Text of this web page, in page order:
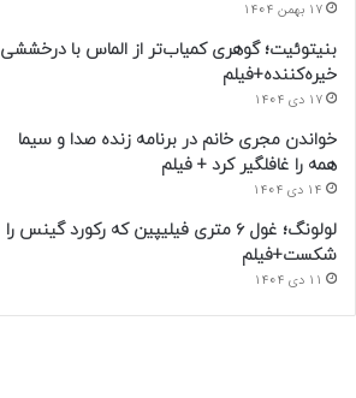
17 بهمن 1404
بنیتوئیت؛ گوهری کمیاب‌تر از الماس با درخششی
خیره‌کننده+فیلم
17 دی 1404
خواندن مجری خانم در برنامه زنده صدا و سیما
همه را غافلگیر کرد + فیلم
14 دی 1404
لولونگ؛ غول ۶ متری فیلیپین که رکورد گینس را
شکست+فیلم
11 دی 1404